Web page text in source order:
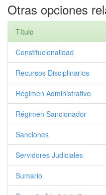
Otras opciones
Título
Constitucionalidad
Recursos Disciplinarios
Régimen Administrativo
Régimen Sancionador
Sanciones
Servidores Judiciales
Sumario